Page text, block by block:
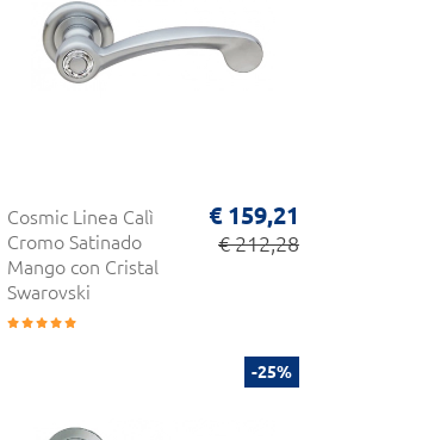
Cosmic Linea Calì
Cromo Satinado
Mango con Cristal
Swarovski
€ 159,21
€ 212,28
-25%